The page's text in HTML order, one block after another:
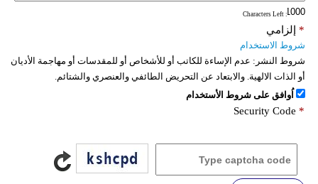
: Characters Left
إلزامي *
شروط الاستخدام
شروط النشر: عدم الإساءة للكاتب أو للأشخاص أو للمقدسات أو مهاجمة الأديان
أو الذات الالهية. والابتعاد عن التحريض الطائفي والعنصري والشتائم.
اُوافق على شروط الأستخدام
Security Code *